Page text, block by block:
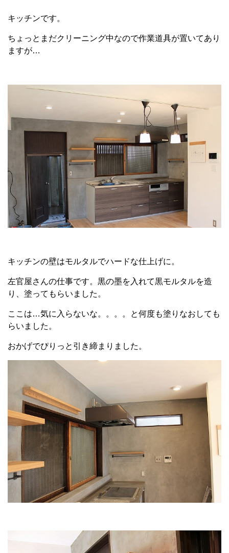
キッチンです。
ちょっとまだクリーニング中なので作業道具が置いてあり
ますが…
キッチンの壁はモルタルでハードな仕上げに。
左官屋さんの仕事です。黒の墨を入れて黒モルタルを造
り、塗ってもらいました。
ここは…気に入らないな。。。。と何度も塗りなおしても
らいました。
おかげでぴりっと引き締まりました。